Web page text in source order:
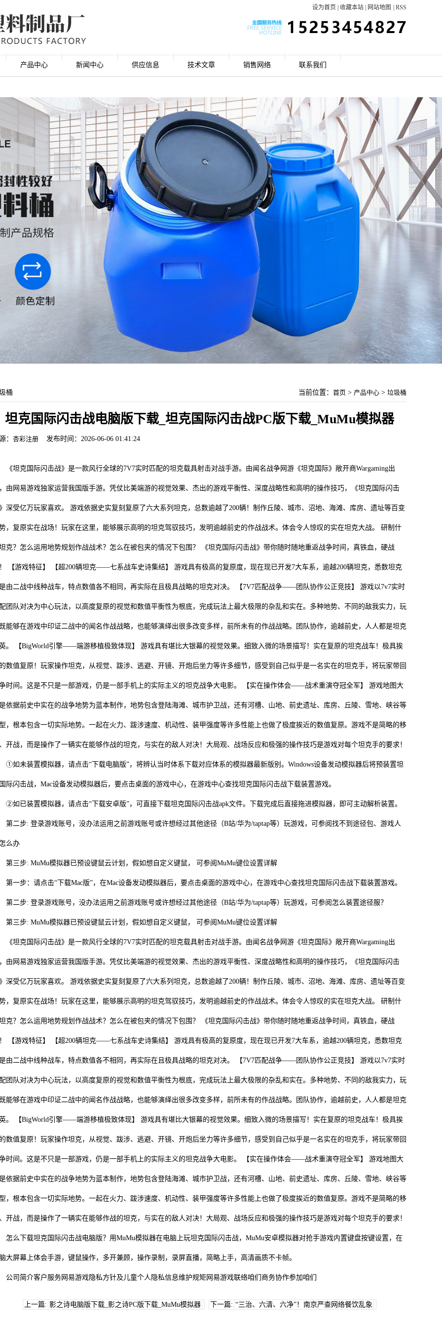
设为首页 收藏本站 网站地图 RSS
产品中心 新闻中心 供应信息 技术文章 销售网络 联系我们
当前位置： 首页 > 产品中心 > 垃圾桶
桶
坦克国际闪击战电脑版下载_坦克国际闪击战PC版下载_MuMu模拟器
： 杏彩注册 发布时间：2026-06-06 01:41:24
坦克国际闪击战》是一款风行全球的7V7实时匹配的坦克载具射击对战手游。由闻名战争网游《坦克国际》敞开商Wargaming出
由网易游戏独家运营我国版手游。凭仗比美端游的视觉效果、杰出的游戏平衡性、深度战略性和高明的操作技巧，《坦克国际闪击
深受亿万玩家喜欢。 游戏依据史实复刻复原了六大系列坦克，总数逾越了200辆！制作丘陵、城市、沼地、海滩、库房、遗址等百变
，复原实在战场！玩家在这里，能够展示高明的坦克驾驭技巧，发明逾越前史的作战战术。体会令人惊叹的实在坦克大战。 研制什
克？怎么运用地势规划作战战术？怎么在被包夹的情况下包围？ 《坦克国际闪击战》带你随时随地重返战争时间，真铁血，硬战
【游戏特征】 【超200辆坦克——七系战车史诗集结】 游戏具有极高的复原度，现在现已开发7大车系，逾越200辆坦克，悉数坦克
由二战中线种战车，特点数值各不相同，再实际在且极具战略的坦克对决。 【7V7匹配战争——团队协作公正竞技】 游戏以7v7实时
团队对决为中心玩法，以高度复原的视觉和数值平衡性为根底，完成玩法上最大极限的杂乱和实在。多种地势、不同的敌我实力，玩
能够在游戏中印证二战中的闻名作战战略，也能够演绎出很多改变多样，前所未有的作战战略。团队协作，逾越前史，人人都是坦克
。 【BigWorld引擎——端游移植极致体现】 游戏具有堪比大银幕的视觉效果。细致入微的场景描写！实在复原的坦克战车！极具挨
数值复原！玩家操作坦克，从视觉、跋涉、逃避、开镜、开炮后坐力等许多细节，感受到自己似乎是一名实在的坦克手，将玩家带回
时间。这是不只是一部游戏，仍是一部手机上的实际主义的坦克战争大电影。 【实在操作体会——战术重演夺冠全军】 游戏地图大
依据前史中实在的战争地势为蓝本制作，地势包含登陆海滩、城市护卫战，还有河槽、山地、前史遗址、库房、丘陵、雪地、峡谷等
，根本包含一切实际地势。一起在火力、跋涉速度、机动性、装甲强度等许多性能上也做了极度挨近的数值复原。游戏不是简略的移
开战，而是操作了一辆实在能够作战的坦克，与实在的敌人对决！大局观、战场反应和极强的操作技巧是游戏对每个坦克手的要求！
未装置模拟器，请点击“下载电脑版”，将辨认当时体系下载对应体系的模拟器最新版别。Windows设备发动模拟器后将预装置坦
际闪击战，Mac设备发动模拟器后，要点击桌面的游戏中心，在游戏中心查找坦克国际闪击战下载装置游戏。
已装置模拟器，请点击“下载安卓版”，可直接下载坦克国际闪击战apk文件。下载完成后直接拖进模拟器，即可主动解析装置。
二步: 登录游戏账号，没办法运用之前游戏账号或许想经过其他途径（B站/华为/taptap等）玩游戏，可参阅找不到途径包、游戏人
么办
三步: MuMu模拟器已预设键鼠云计划，假如想自定义键鼠， 可参阅MuMu键位设置详解
一步：请点击“下载Mac版”，在Mac设备发动模拟器后，要点击桌面的游戏中心，在游戏中心查找坦克国际闪击战下载装置游戏。
二步: 登录游戏账号，没办法运用之前游戏账号或许想经过其他途径（B站/华为/taptap等）玩游戏，可参阅怎么装置途径服？
三步: MuMu模拟器已预设键鼠云计划，假如想自定义键鼠， 可参阅MuMu键位设置详解
坦克国际闪击战》是一款风行全球的7V7实时匹配的坦克载具射击对战手游。由闻名战争网游《坦克国际》敞开商Wargaming出
由网易游戏独家运营我国版手游。凭仗比美端游的视觉效果、杰出的游戏平衡性、深度战略性和高明的操作技巧，《坦克国际闪击
深受亿万玩家喜欢。 游戏依据史实复刻复原了六大系列坦克，总数逾越了200辆！制作丘陵、城市、沼地、海滩、库房、遗址等百变
，复原实在战场！玩家在这里，能够展示高明的坦克驾驭技巧，发明逾越前史的作战战术。体会令人惊叹的实在坦克大战。 研制什
克？怎么运用地势规划作战战术？怎么在被包夹的情况下包围？ 《坦克国际闪击战》带你随时随地重返战争时间，真铁血，硬战
【游戏特征】 【超200辆坦克——七系战车史诗集结】 游戏具有极高的复原度，现在现已开发7大车系，逾越200辆坦克，悉数坦克
由二战中线种战车，特点数值各不相同，再实际在且极具战略的坦克对决。 【7V7匹配战争——团队协作公正竞技】 游戏以7v7实时
团队对决为中心玩法，以高度复原的视觉和数值平衡性为根底，完成玩法上最大极限的杂乱和实在。多种地势、不同的敌我实力，玩
能够在游戏中印证二战中的闻名作战战略，也能够演绎出很多改变多样，前所未有的作战战略。团队协作，逾越前史，人人都是坦克
。 【BigWorld引擎——端游移植极致体现】 游戏具有堪比大银幕的视觉效果。细致入微的场景描写！实在复原的坦克战车！极具挨
数值复原！玩家操作坦克，从视觉、跋涉、逃避、开镜、开炮后坐力等许多细节，感受到自己似乎是一名实在的坦克手，将玩家带回
时间。这是不只是一部游戏，仍是一部手机上的实际主义的坦克战争大电影。 【实在操作体会——战术重演夺冠全军】 游戏地图大
依据前史中实在的战争地势为蓝本制作，地势包含登陆海滩、城市护卫战，还有河槽、山地、前史遗址、库房、丘陵、雪地、峡谷等
，根本包含一切实际地势。一起在火力、跋涉速度、机动性、装甲强度等许多性能上也做了极度挨近的数值复原。游戏不是简略的移
开战，而是操作了一辆实在能够作战的坦克，与实在的敌人对决！大局观、战场反应和极强的操作技巧是游戏对每个坦克手的要求！
么下载坦克国际闪击战电脑版？用MuMu模拟器在电脑上玩坦克国际闪击战，MuMu安卓模拟器对抢手游戏内置键盘按键设置，在
大屏幕上体会手游，键鼠操作，多开兼顾，操作录制，录屏直播，简略上手，高清画质不卡帧。
司简介客户服务网易游戏隐私方针及儿童个人隐私信息维护规矩网易游戏联络咱们商务协作参加咱们
上一篇: 影之诗电脑版下载_影之诗PC版下载_MuMu模拟器 下一篇: “三治、六清、六净”！南京严查网络餐饮乱象